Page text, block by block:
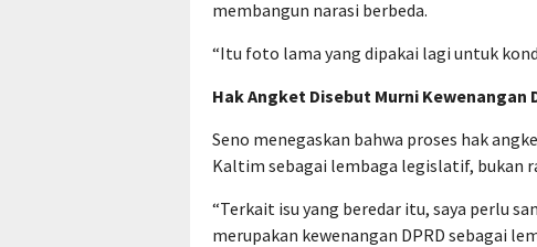
membangun narasi berbeda.
“Itu foto lama yang dipakai lagi untuk
Hak Angket Disebut Murni Kewenangan
Seno menegaskan bahwa proses hak
Kaltim sebagai lembaga legislatif, bukan
“Terkait isu yang beredar itu, saya perlu
merupakan kewenangan DPRD sebagai